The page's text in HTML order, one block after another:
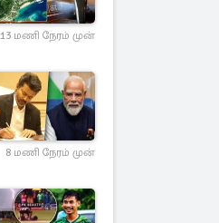
13 மணி நேரம் முன்
8 மணி நேரம் முன்